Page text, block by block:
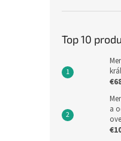
Top 10
a